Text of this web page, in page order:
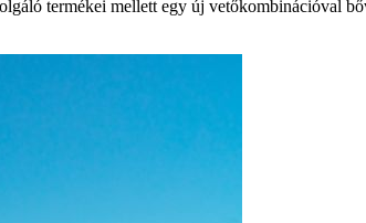
termékei mellett egy új vetőkombinációval